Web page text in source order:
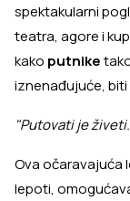
spektakularni
teatra, agore i
kako putnike
iznenađujuće,
"Putovati je
Ova očaravajuća
lepoti,